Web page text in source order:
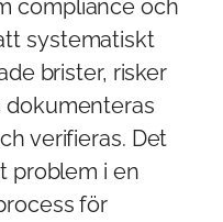
compliance och
systematiskt
brister, risker
dokumenteras
verifieras. Det
problem i en
för